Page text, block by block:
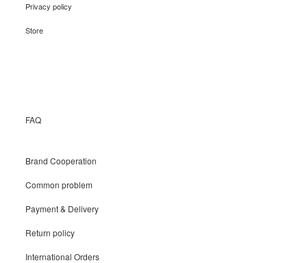
Privacy policy
Store
FAQ
Brand Cooperation
Common problem
Payment & Delivery
Return policy
International Orders